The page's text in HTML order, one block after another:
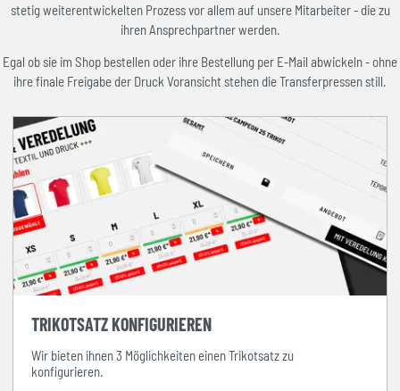
stetig weiterentwickelten Prozess vor allem auf unsere Mitarbeiter - die zu
ihren Ansprechpartner werden.
Egal ob sie im Shop bestellen oder ihre Bestellung per E-Mail abwickeln - ohne
ihre finale Freigabe der Druck Voransicht stehen die Transferpressen still.
TRIKOTSATZ KONFIGURIEREN
Wir bieten ihnen 3 Möglichkeiten einen Trikotsatz zu
konfigurieren.